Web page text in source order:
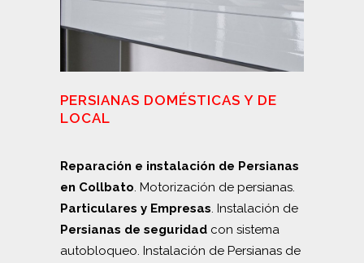
PERSIANAS DOMÉSTICAS Y DE
LOCAL
Reparación e instalación de Persianas
en Collbato. Motorización de persianas.
Particulares y Empresas. Instalación de
Persianas de seguridad con sistema
autobloqueo. Instalación de Persianas de